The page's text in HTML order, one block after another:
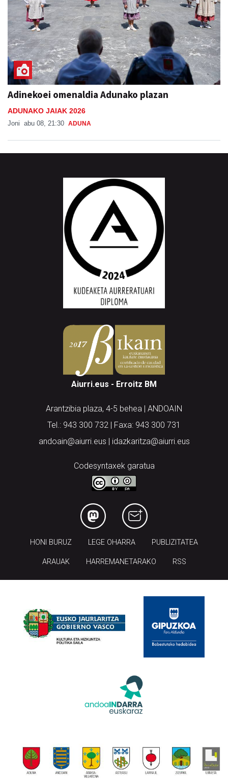
Adinekoei omenaldia Adunako plazan
ADUNAKO JAIAK 2026
Joni abu 08, 21:30 ADUNA
Aiurri.eus - Erroitz BM
Arantzibia plaza, 4-5 behea | ANDOAIN
Tel.: 943 300 732 | Faxa: 943 300 731
andoain@aiurri.eus | idazkaritza@aiurri.eus
Codesyntaxek garatua
HONI BURUZ LEGE OHARRA PUBLIZITATEA
ARAUAK HARREMANETARAKO RSS